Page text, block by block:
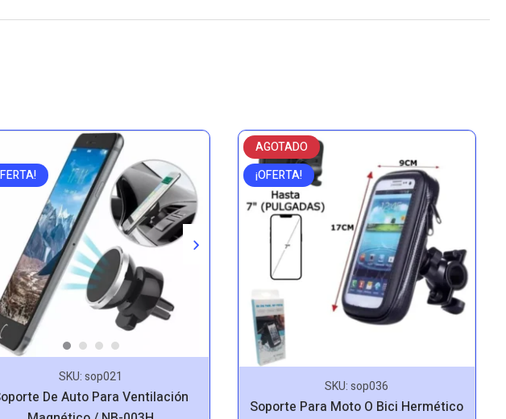
SKU:sop021
De Auto Para Ventilación
AGOTADO
¡OFERTA!
SKU:sop036
Soporte Para Moto O Bici Hermético